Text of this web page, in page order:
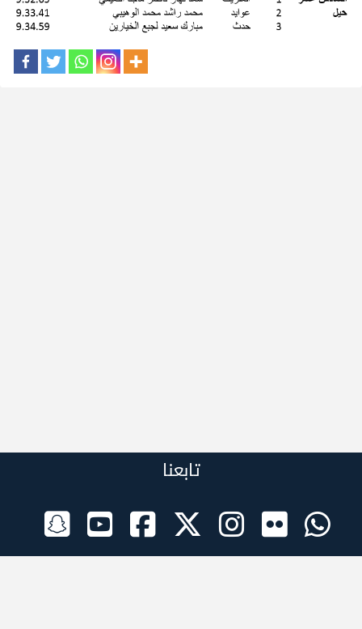
تابعنا